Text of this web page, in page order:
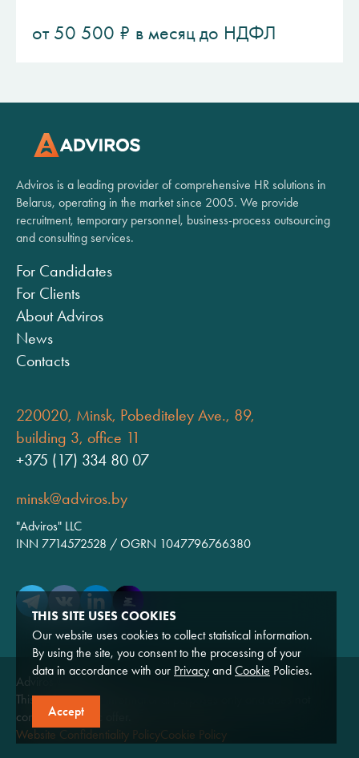
от 50 500 ₽ в месяц до НДФЛ
Adviros is a leading provider of comprehensive HR solutions in
Belarus, operating in the market since 2005. We provide
recruitment, temporary personnel, business-process outsourcing
and consulting services.
For Candidates
For Clients
About Adviros
News
Contacts
220020, Minsk, Pobediteley Ave., 89,
building 3, office 11
+375 (17) 334 80 07
minsk@adviros.by
"Adviros" LLC
INN 7714572528 / OGRN 1047796766380
Adviros © 2026
This website is for informational purposes only and does not
constitute a public offer.
Website Confidentiality PolicyCookie Policy
THIS SITE USES COOKIES
Our website uses cookies to collect statistical information.
By using the site, you consent to the processing of your
data in accordance with our Privacy and Cookie Policies.
Accept